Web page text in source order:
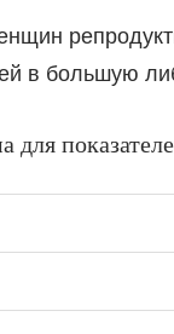
в большую
для